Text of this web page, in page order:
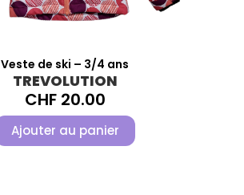
Veste de ski – 3/4 ans
TREVOLUTION
CHF20.00
Ajouter au panier